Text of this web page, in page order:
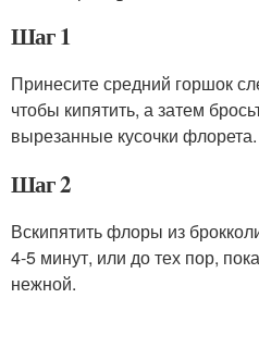
Шаг 1
Принесите средний горшок
чтобы кипятить, а затем
вырезанные кусочки флорета.
Шаг 2
Вскипятить флоры из
4-5 минут, или до тех пор,
нежной.